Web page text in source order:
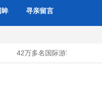
眸 寻亲留言
42万多名国际游客今年头7